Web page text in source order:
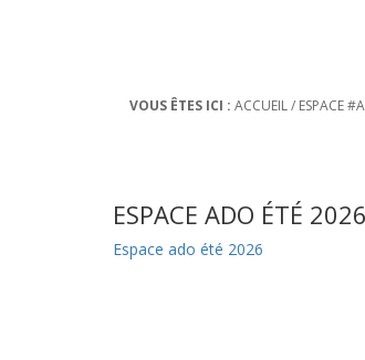
VOUS ÊTES ICI : ACCUEIL/ ESPACE
ESPACE ADO ÉTÉ 2026
Espace ado été 2026